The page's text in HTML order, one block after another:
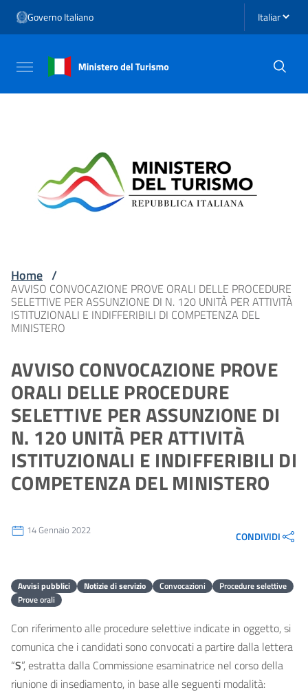
Vai al menu di navigazione
Vai al footer
Governo Italiano Seleziona
Attiva / disattiva la navigazione
Home /
AVVISO CONVOCAZIONE PROVE ORALI DELLE PROCEDURE
SELETTIVE PER ASSUNZIONE DI N. 120 UNITÀ PER ATTIVITÀ
ISTITUZIONALI E INDIFFERIBILI DI COMPETENZA DEL
MINISTERO
AVVISO CONVOCAZIONE PROVE
ORALI DELLE PROCEDURE
SELETTIVE PER ASSUNZIONE DI
N. 120 UNITÀ PER ATTIVITÀ
ISTITUZIONALI E INDIFFERIBILI DI
COMPETENZA DEL MINISTERO
14 Gennaio 2022 CONDIVIDI
Avvisi pubblici Notizie di servizio Convocazioni
Procedure selettive
Prove orali
Con riferimento alle procedure selettive indicate in oggetto, si
comunica che i candidati sono convocati a partire dalla lettera
“S”, estratta dalla Commissione esaminatrice nel corso della
riunione di insediamento, in base alle seguenti modalità: